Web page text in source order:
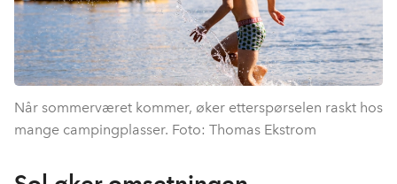
Når sommerværet kommer, øker etterspørselen raskt hos
mange campingplasser. Foto: Thomas Ekstrom